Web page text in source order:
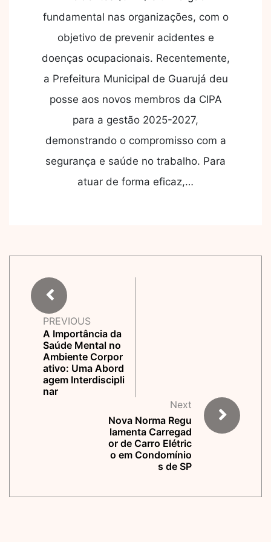
fundamental nas organizações, com o
objetivo de prevenir acidentes e
doenças ocupacionais. Recentemente,
a Prefeitura Municipal de Guarujá deu
posse aos novos membros da CIPA
para a gestão 2025-2027,
demonstrando o compromisso com a
segurança e saúde no trabalho. Para
atuar de forma eficaz,…
PREVIOUS
A Importância da
Saúde Mental no
Ambiente Corpor
ativo: Uma Abord
agem Interdiscipli
nar
Next
Nova Norma Regu
lamenta Carregad
or de Carro Elétric
o em Condomínio
s de SP